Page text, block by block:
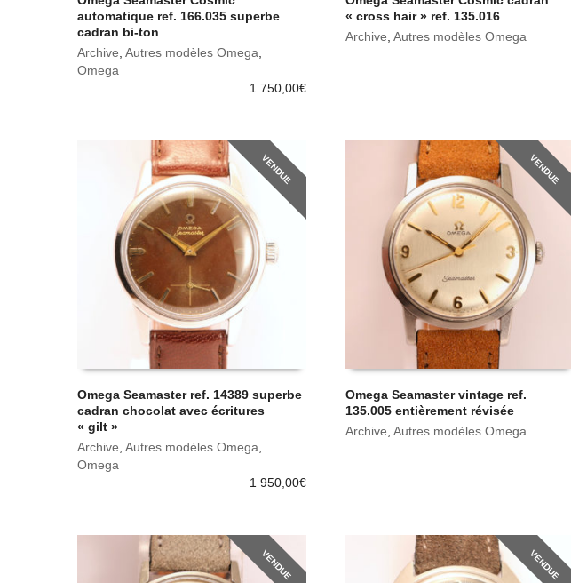
automatique ref. 166.035 superbe
cadran bi-ton
Archive Autres modèles Omega
Omega
1 750,00€
« cross hair » ref. 135.016
Archive ,Autres modèles Omega
VENDUE
Omega Seamaster ref. 14389 superbe
cadran chocolat avec écritures
« gilt »
Archive, Autres modèles Omega,
Omega
1 950,00€
VENDUE
Omega Seamaster vintage ref.
135.005 entièrement révisée
Archive,Autres modèles Omega
VENDUE VENDUE